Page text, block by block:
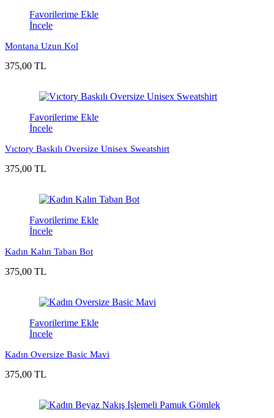
Favorilerime Ekle
İncele
Montana Uzun Kol
375,00 TL
Favorilerime Ekle
İncele
Vıctory Baskılı Oversize Unisex Sweatshirt
375,00 TL
Favorilerime Ekle
İncele
Kadın Kalın Taban Bot
375,00 TL
Favorilerime Ekle
İncele
Kadın Oversize Basic Mavi
375,00 TL